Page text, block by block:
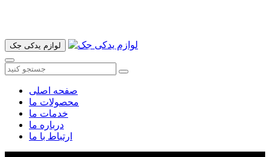
لوازم یدکی جک
صفحه اصلی
محصولات ما
خدمات ما
درباره ما
ارتباط با ما